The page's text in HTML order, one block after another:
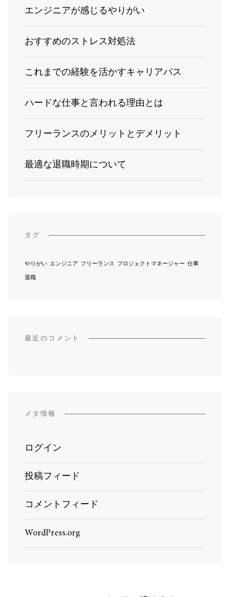
エンジニアが感じるやりがい
おすすめのストレス対処法
これまでの経験を活かすキャリアパス
ハードな仕事と言われる理由とは
フリーランスのメリットとデメリット
最適な退職時期について
タグ
やりがい エンジニア フリーランス プロジェクトマネージャー 仕事
退職
最近のコメント
メタ情報
ログイン
投稿フィード
コメントフィード
WordPress.org